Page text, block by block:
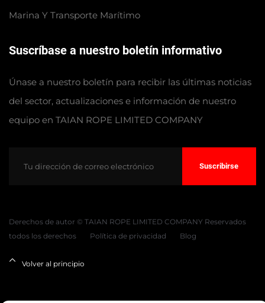
Marina Y Transporte Marítimo
Suscríbase a nuestro boletín informativo
Únase a nuestro boletín para recibir las últimas noticias
del sector, actualizaciones e información de nuestro
equipo en TAIAN ROPE LIMITED COMPANY
Suscribirse
Derechos de autor © TAIAN ROPE LIMITED COMPANY Reservados
todos los derechos
Política de privacidad Blog
Volver al principio